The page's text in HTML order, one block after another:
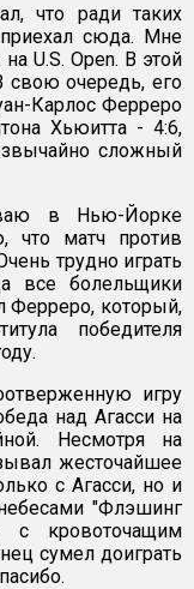
что ради таких
сюда. Мне
U.S. Open. В этой
свою очередь, его
Карлос Ферреро
Хьюитта - 4:6,
сложный
в Нью-Йорке
что матч против
трудно играть
все болельщики
Ферреро, который,
победителя
игру
над Агасси на
Несмотря на
жесточайшее
с Агасси, но и
"Флэшинг
с кровоточащим
сумел доиграть